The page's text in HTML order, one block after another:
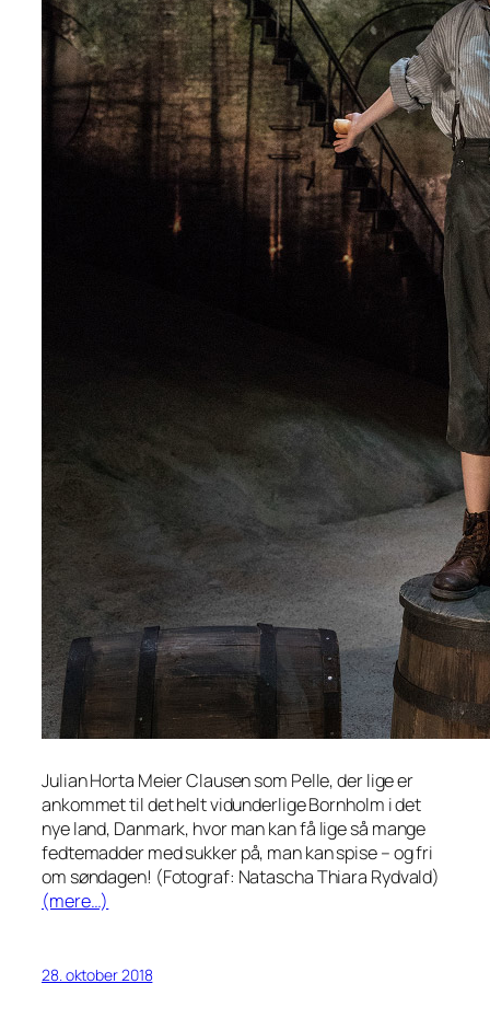
Julian Horta Meier Clausen som Pelle, der lige er
ankommet til det helt vidunderlige Bornholm i det
nye land, Danmark, hvor man kan få lige så mange
fedtemadder med sukker på, man kan spise – og fri
om søndagen! (Fotograf: Natascha Thiara Rydvald)
(mere…)
28. oktober 2018